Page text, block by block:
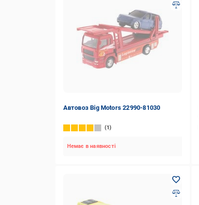
Автовоз Big Motors 22990-81030
1
Немає в наявності